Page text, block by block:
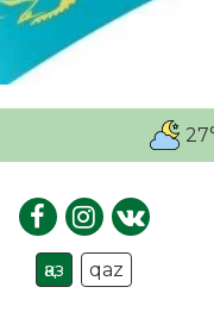
қаз qaz